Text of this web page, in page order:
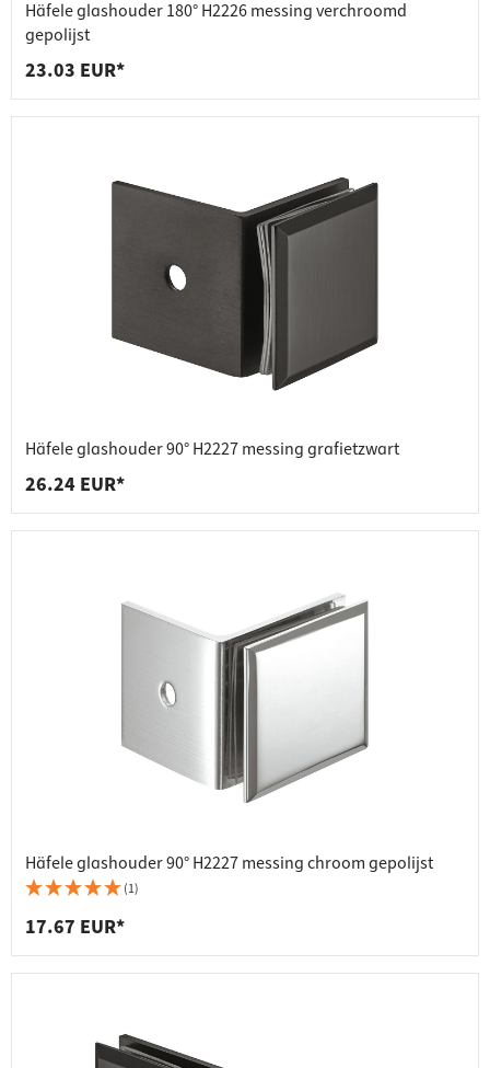
Häfele glashouder 180° H2226 messing verchroomd
gepolijst
23.03 EUR*
Häfele glashouder 90° H2227 messing grafietzwart
26.24 EUR*
Häfele glashouder 90° H2227 messing chroom gepolijst
(1)
17.67 EUR*